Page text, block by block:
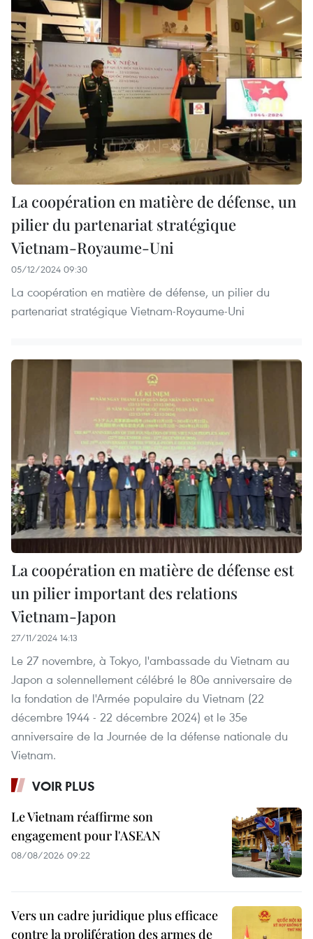
La coopération en matière de défense, un
pilier du partenariat stratégique
Vietnam-Royaume-Uni
05/12/2024 09:30
La coopération en matière de défense, un pilier du
partenariat stratégique Vietnam-Royaume-Uni
La coopération en matière de défense est
un pilier important des relations
Vietnam-Japon
27/11/2024 14:13
Le 27 novembre, à Tokyo, l'ambassade du Vietnam au
Japon a solennellement célébré le 80e anniversaire de
la fondation de l'Armée populaire du Vietnam (22
décembre 1944 - 22 décembre 2024) et le 35e
anniversaire de la Journée de la défense nationale du
Vietnam.
VOIR PLUS
Le Vietnam réaffirme son
engagement pour l'ASEAN
08/08/2026 09:22
Vers un cadre juridique plus efficace
contre la prolifération des armes de